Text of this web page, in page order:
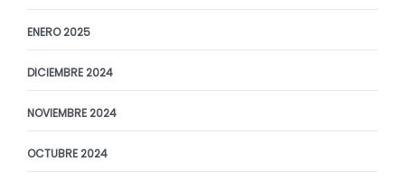
ENERO 2025
DICIEMBRE 2024
NOVIEMBRE 2024
OCTUBRE 2024